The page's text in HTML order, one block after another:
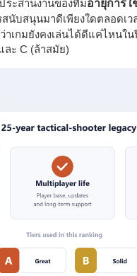
ระสานงานของทีมอายุการ
นับสนุนมาดีเพียงใดตลอดเว
าเกมยังคงเล่นได้ดีแค่ไหน
ละ C (ล้าสมัย)